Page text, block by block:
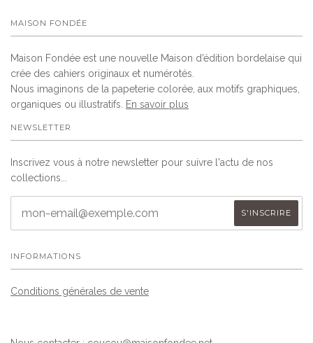
MAISON FONDÉE
Maison Fondée est une nouvelle Maison d’édition bordelaise qui
crée des cahiers originaux et numérotés.
Nous imaginons de la papeterie colorée, aux motifs graphiques,
organiques ou illustratifs.
En savoir plus
NEWSLETTER
Inscrivez vous à notre newsletter pour suivre l'actu de nos
collections...
INFORMATIONS
Conditions générales de vente